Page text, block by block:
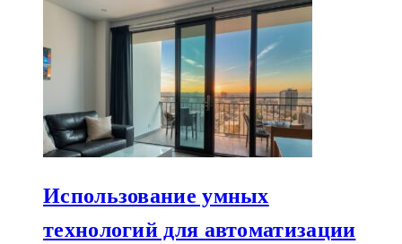
Использование умных
технологий для автоматизации